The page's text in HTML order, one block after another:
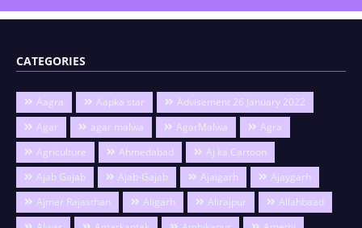
CATEGORIES
Aagra Aapka star
Advisement 26 January 2022
Agar
agar malwa AgarMalwa
Agra
Agriculture
Ahmedabad
Aj ka Cartoon
Ajab Gajab
Ajab-Gajab Ajaigarh
Ajaygarh
Ajmer Rajasthan
Aligarh Alirajpur
Allahbaad